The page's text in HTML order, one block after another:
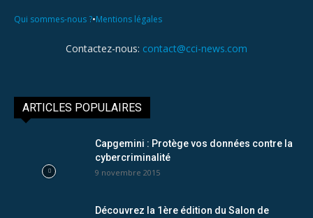
Qui sommes-nous ?•Mentions légales
Contactez-nous: contact@cci-news.com
ARTICLES POPULAIRES
Capgemini : Protège vos données contre la
cybercriminalité
9 novembre 2015
Découvrez la 1ère édition du Salon de